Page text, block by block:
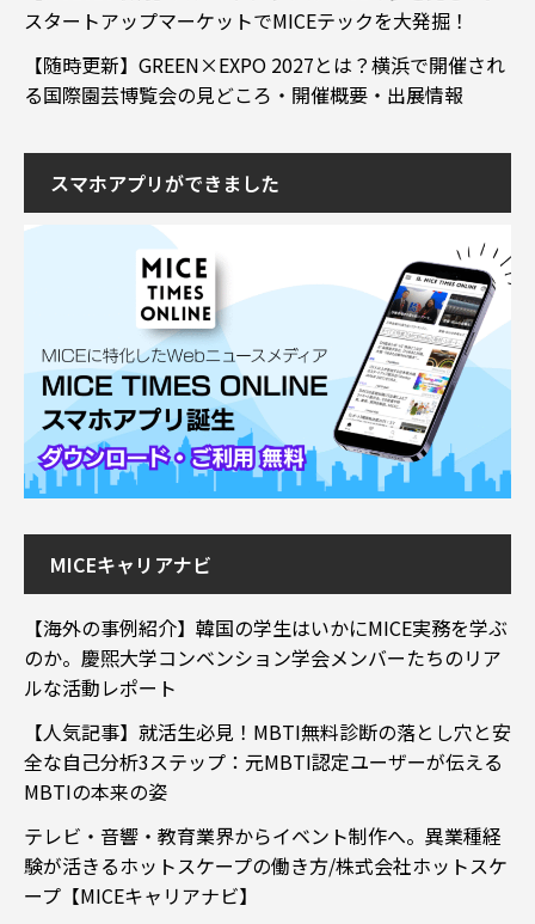
スタートアップマーケットでMICEテックを大発掘！
【随時更新】GREEN×EXPO 2027とは？横浜で開催され
る国際園芸博覧会の見どころ・開催概要・出展情報
スマホアプリができました
MICEキャリアナビ
【海外の事例紹介】韓国の学生はいかにMICE実務を学ぶ
のか。慶煕大学コンベンション学会メンバーたちのリア
ルな活動レポート
【人気記事】就活生必見！MBTI無料診断の落とし穴と安
全な自己分析3ステップ：元MBTI認定ユーザーが伝える
MBTIの本来の姿
テレビ・音響・教育業界からイベント制作へ。異業種経
験が活きるホットスケープの働き方/株式会社ホットスケ
ープ【MICEキャリアナビ】